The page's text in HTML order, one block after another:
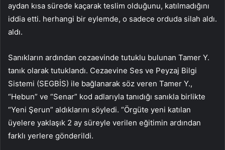
aydan kısa sürede kaçarak teslim olduğunu, katılmadığını
iddia etti. herhangi bir eylemde, o sadece orduda silah aldı.
aldı.
Sanıkların ardından cezaevinde tutuklu bulunan Tamer Y.
tanık olarak tutuklandı. Cezaevine Ses ve Peyzaj Bilgi
Sistemi (SEGBİS) ile bağlanarak söz veren Tamer Y.,
“Hebun” ve “Senar” kod adlarıyla tanıdığı sanıkla birlikte
“Yeni Şerun” aldıklarını söyledi. “Örgüte yeni katılan
üyelere yaklaşık 2 ay süreyle verilen eğitimin ardından
farklı yerlere gönderildi.